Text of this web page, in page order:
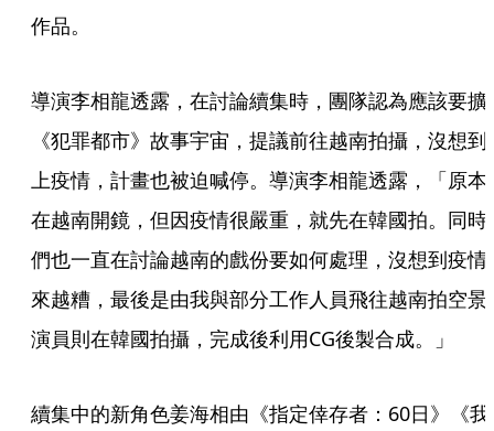
作品。
導演李相龍透露，在討論續集時，團隊認為應該要擴
《犯罪都市》故事宇宙，提議前往越南拍攝，沒想到
上疫情，計畫也被迫喊停。導演李相龍透露，「原本
在越南開鏡，但因疫情很嚴重，就先在韓國拍。同時
們也一直在討論越南的戲份要如何處理，沒想到疫情
來越糟，最後是由我與部分工作人員飛往越南拍空景
演員則在韓國拍攝，完成後利用CG後製合成。」
續集中的新角色姜海相由《指定倖存者：60日》《我